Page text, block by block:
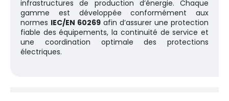
infrastructures de production d’énergie. Chaque
gamme est développée conformément aux
normes IEC/EN 60269 afin d’assurer une protection
fiable des équipements, la continuité de service et
une coordination optimale des protections
électriques.